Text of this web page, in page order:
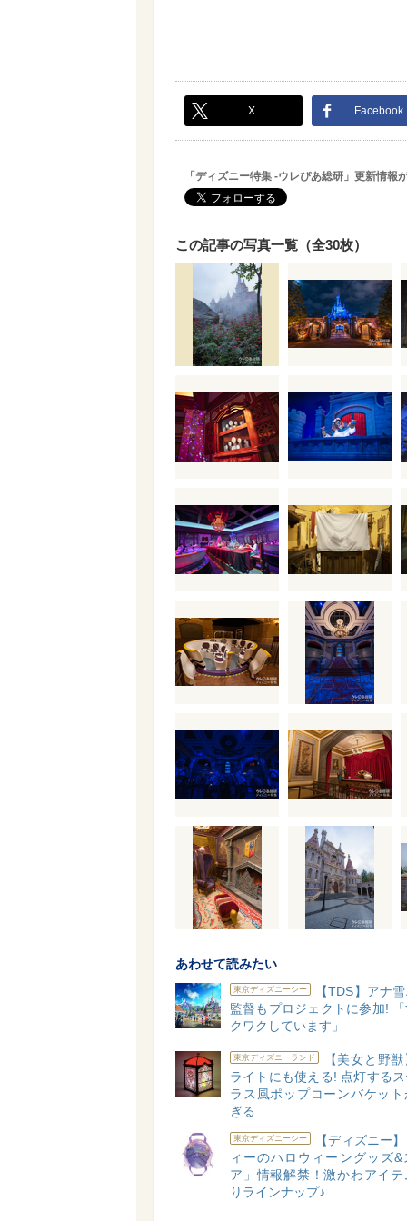
X Facebook
「ディズニー特集 -ウレぴあ総研」更新情報
この記事の写真一覧（全30枚）
あわせて読みたい
東京ディズニーシー
【TDS】アナ
監督もプロジェクトに参加!
クワクしています」
東京ディズニーランド
【美女と野
ライトにも使える! 点灯する
ラス風ポップコーンバケッ
ぎる
東京ディズニーシー
【ディズニー
ィーのハロウィーングッズ&
ア」情報解禁！激かわアイ
りラインナップ♪